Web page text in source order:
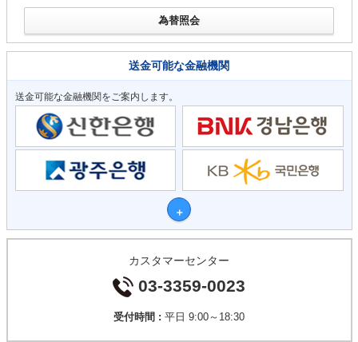
為替照会
送金可能な金融機関
送金可能な金融機関をご案内します。
カスタマーセンター
03-3359-0023
受付時間 : 平日 9:00～18:30